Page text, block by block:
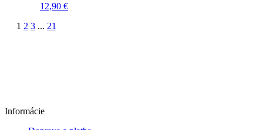
12,90 €
Strana
1 2 3 ... 21
Informácie